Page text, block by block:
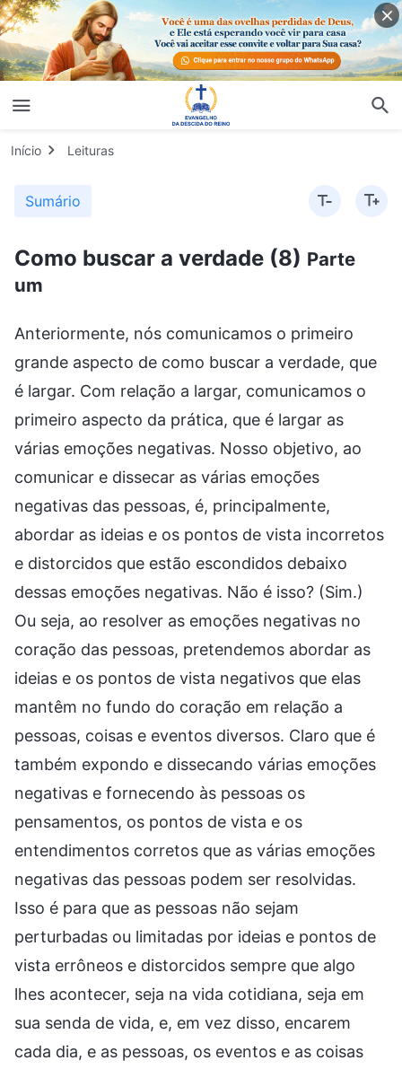
Início Leituras
Sumário
Como buscar a verdade (8) Parte
um
Anteriormente, nós comunicamos o primeiro
grande aspecto de como buscar a verdade, que
é largar. Com relação a largar, comunicamos o
primeiro aspecto da prática, que é largar as
várias emoções negativas. Nosso objetivo, ao
comunicar e dissecar as várias emoções
negativas das pessoas, é, principalmente,
abordar as ideias e os pontos de vista incorretos
e distorcidos que estão escondidos debaixo
dessas emoções negativas. Não é isso? (Sim.)
Ou seja, ao resolver as emoções negativas no
coração das pessoas, pretendemos abordar as
ideias e os pontos de vista negativos que elas
mantêm no fundo do coração em relação a
pessoas, coisas e eventos diversos. Claro que é
também expondo e dissecando várias emoções
negativas e fornecendo às pessoas os
pensamentos, os pontos de vista e os
entendimentos corretos que as várias emoções
negativas das pessoas podem ser resolvidas.
Isso é para que as pessoas não sejam
perturbadas ou limitadas por ideias e pontos de
vista errôneos e distorcidos sempre que algo
lhes acontecer, seja na vida cotidiana, seja em
sua senda de vida, e, em vez disso, encarem
cada dia, e as pessoas, os eventos e as coisas